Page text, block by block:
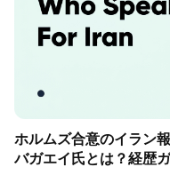
ホルムズ合意のイラン
バガエイ氏とは？経歴